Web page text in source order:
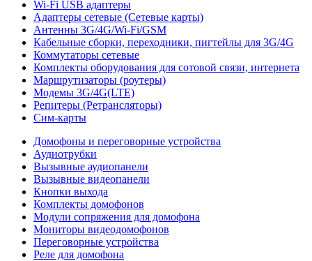
Wi-Fi USB адаптеры
Адаптеры сетевые (Сетевые карты)
Антенны 3G/4G/Wi-Fi/GSM
Кабельные сборки, переходники, пигтейлы для 3G/4G
Коммутаторы сетевые
Комплекты оборудования для сотовой связи, интернета
Маршрутизаторы (роутеры)
Модемы 3G/4G(LTE)
Репитеры (Ретрансляторы)
Сим-карты
Домофоны и переговорные устройства
Аудиотрубки
Вызывные аудиопанели
Вызывные видеопанели
Кнопки выхода
Комплекты домофонов
Модули сопряжения для домофона
Мониторы видеодомофонов
Переговорные устройства
Реле для домофона